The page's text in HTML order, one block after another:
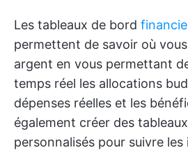
Les tableaux de bord
permettent de savoir où
argent en vous permettant
temps réel les allocations
dépenses réelles et les
également créer des
personnalisés pour suivre